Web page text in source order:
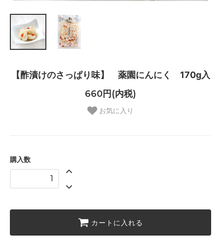
【酢漬けのさっぱり味】 薬園にんにく 170g入
660円(内税)
お気に入り
購入数
カートに入れる